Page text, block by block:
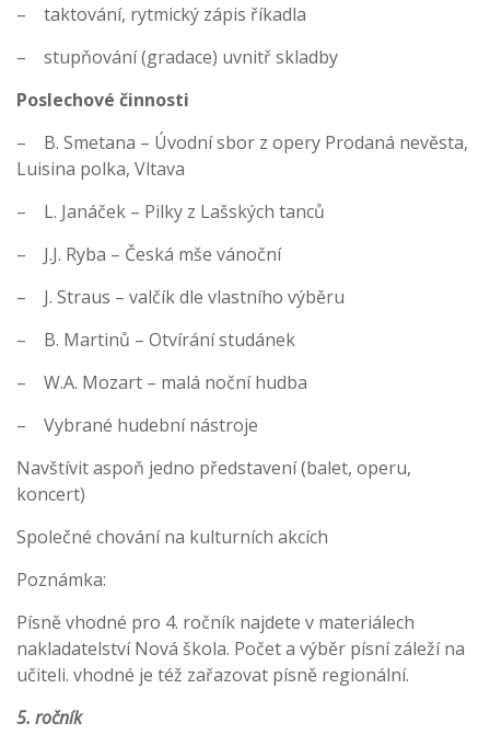
– taktování, rytmický zápis říkadla
– stupňování (gradace) uvnitř skladby
Poslechové činnosti
– B. Smetana – Úvodní sbor z opery Prodaná nevěsta,
Luisina polka, Vltava
– L. Janáček – Pilky z Lašských tanců
– J.J. Ryba – Česká mše vánoční
– J. Straus – valčík dle vlastního výběru
– B. Martinů – Otvírání studánek
– W.A. Mozart – malá noční hudba
– Vybrané hudební nástroje
Navštívit aspoň jedno představení (balet, operu,
koncert)
Společné chování na kulturních akcích
Poznámka:
Písně vhodné pro 4. ročník najdete v materiálech
nakladatelství Nová škola. Počet a výběr písní záleží na
učiteli. vhodné je též zařazovat písně regionální.
5. ročník